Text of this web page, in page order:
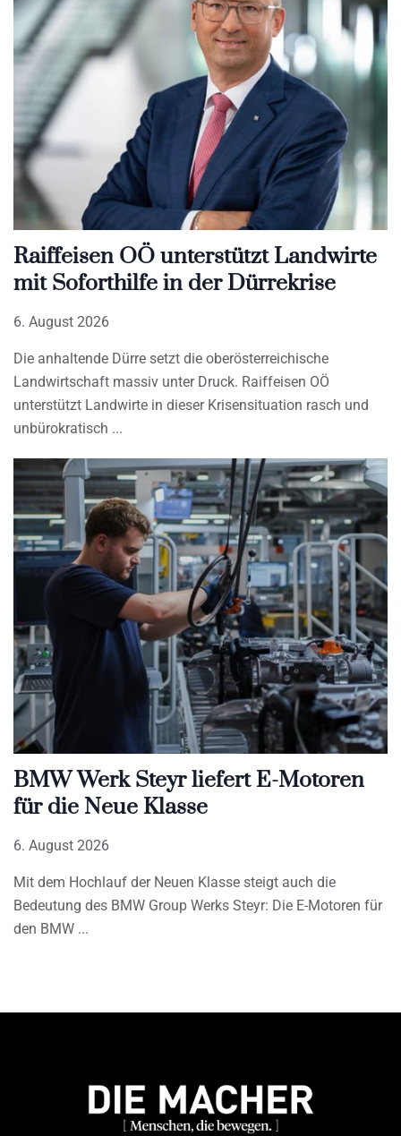
Raiffeisen OÖ unterstützt Landwirte
mit Soforthilfe in der Dürrekrise
6. August 2026
Die anhaltende Dürre setzt die oberösterreichische
Landwirtschaft massiv unter Druck. Raiffeisen OÖ
unterstützt Landwirte in dieser Krisensituation rasch und
unbürokratisch
BMW Werk Steyr liefert E-Motoren
für die Neue Klasse
6. August 2026
Mit dem Hochlauf der Neuen Klasse steigt auch die
Bedeutung des BMW Group Werks Steyr: Die E-Motoren für
den BMW